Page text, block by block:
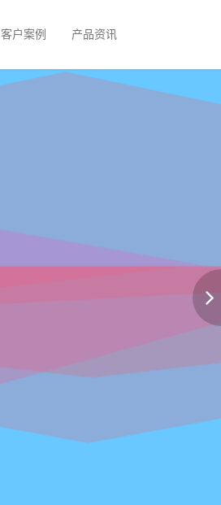
客户案例 产品资讯